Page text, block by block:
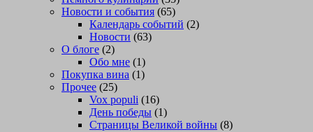
Новости и события (65)
Календарь событий (2)
Новости (63)
О блоге (2)
Обо мне (1)
Покупка вина (1)
Прочее (25)
Vox populi (16)
День победы (1)
Страницы Великой войны (8)